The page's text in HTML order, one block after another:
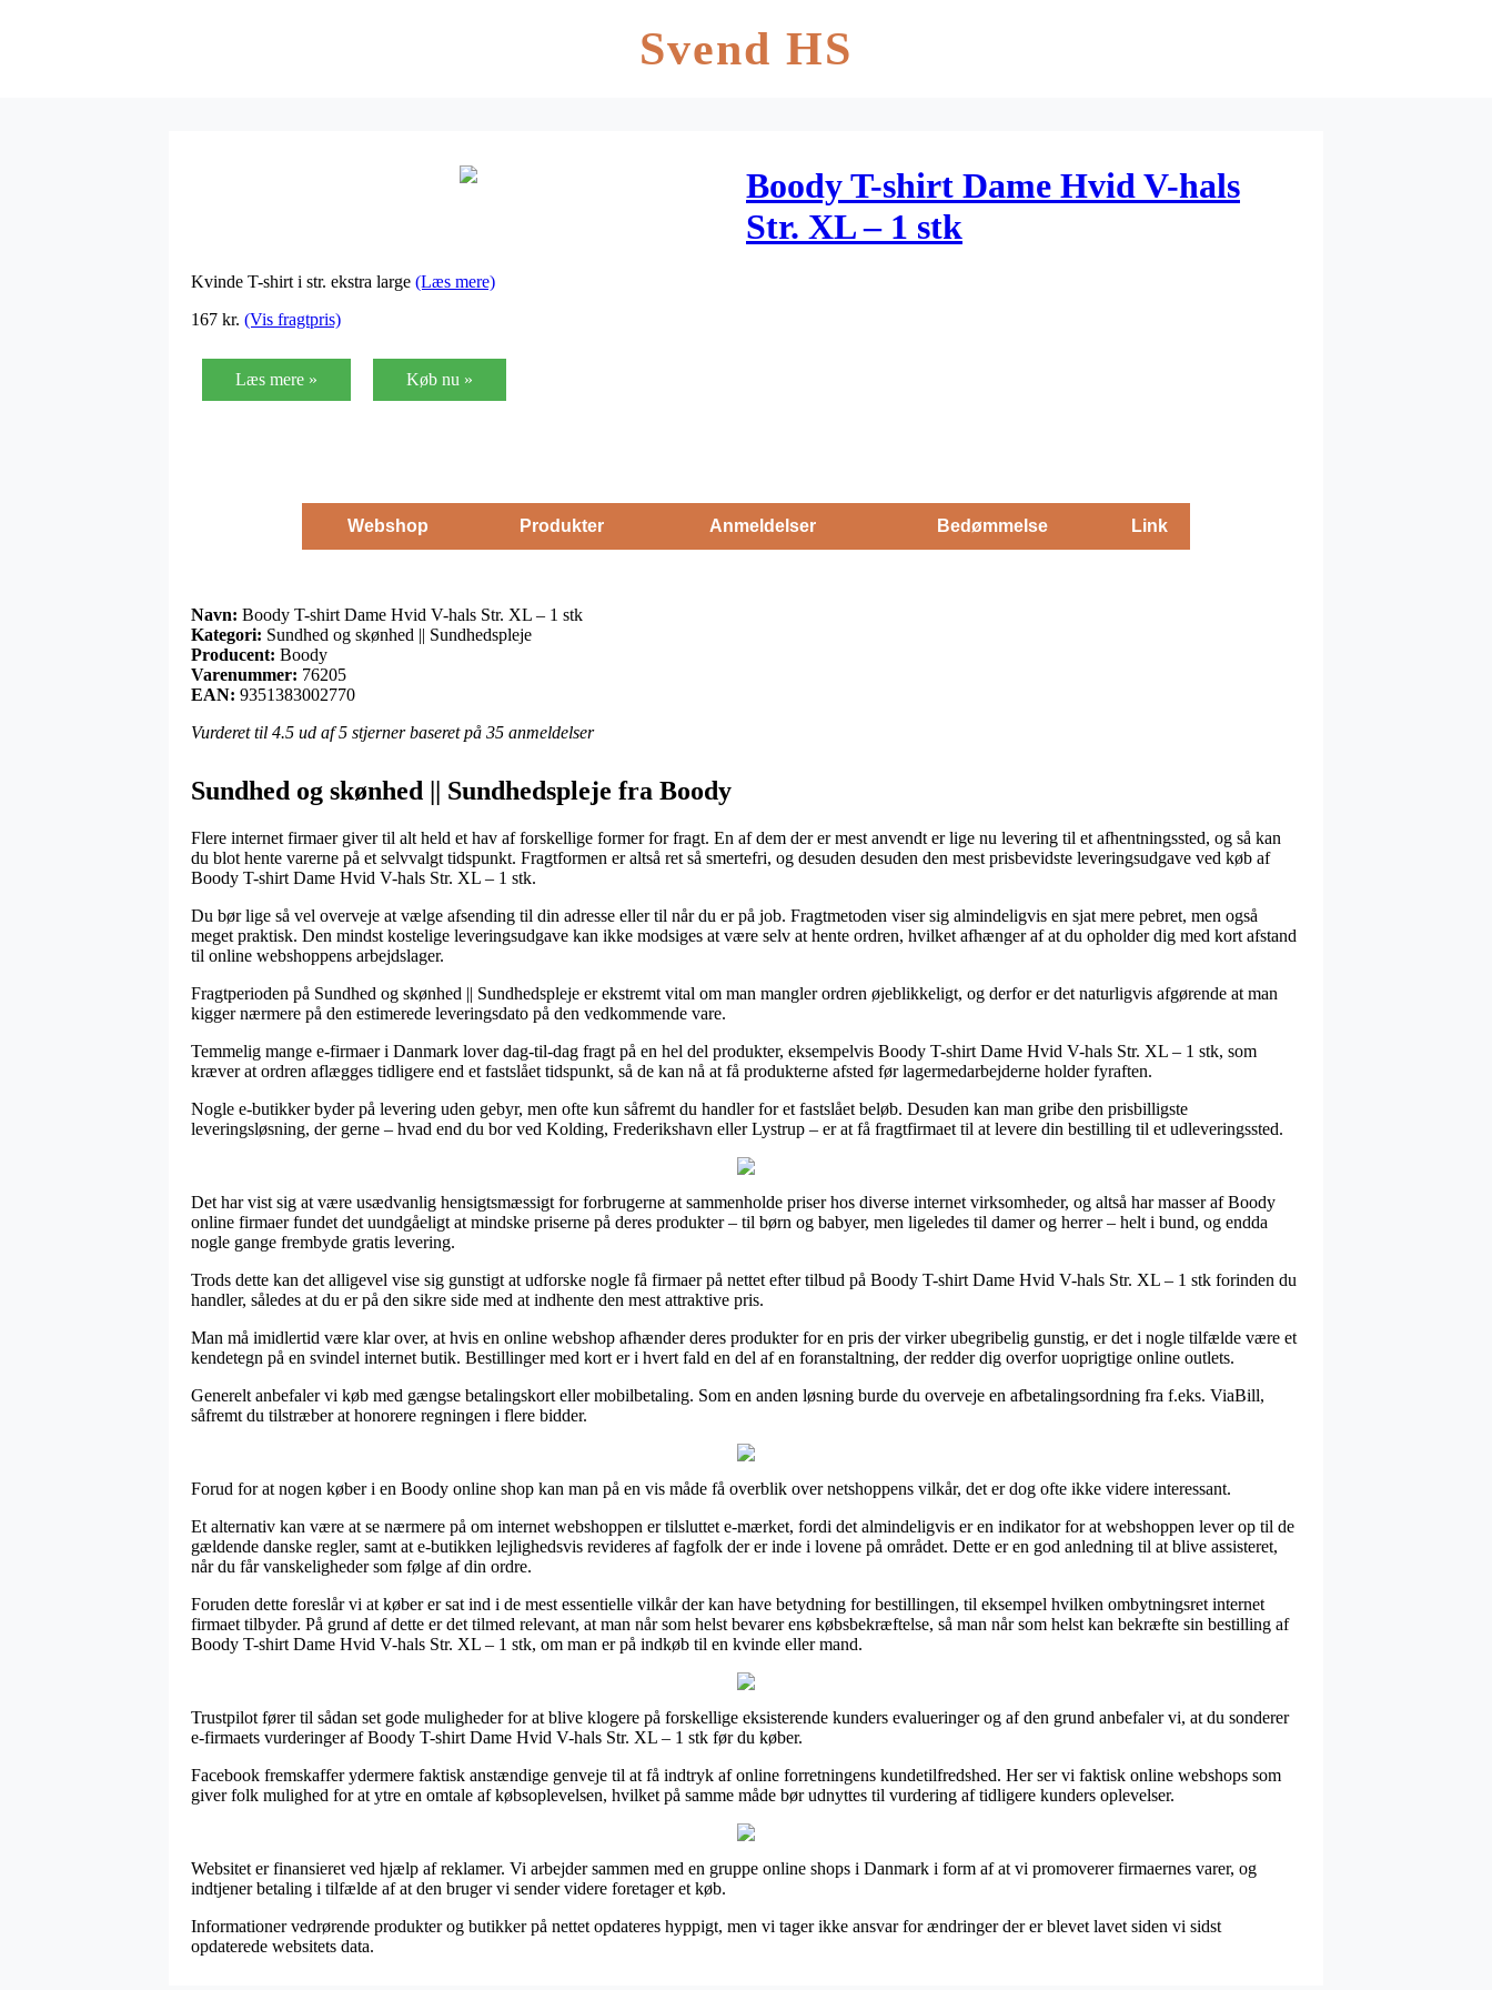
Svend HS
Boody T-shirt Dame Hvid V-hals
Str. XL – 1 stk
Kvinde T-shirt i str. ekstra large (Læs mere)
167 kr. (Vis fragtpris)
Læs mere » Køb nu »
Webshop Produkter Anmeldelser Bedømmelse Link
Navn: Boody T-shirt Dame Hvid V-hals Str. XL – 1 stk
Kategori: Sundhed og skønhed || Sundhedspleje
Producent: Boody
Varenummer: 76205
EAN: 9351383002770
Vurderet til 4.5 ud af 5 stjerner baseret på 35 anmeldelser
Sundhed og skønhed || Sundhedspleje fra Boody
Flere internet firmaer giver til alt held et hav af forskellige former for fragt. En af dem der er mest anvendt er lige nu levering til et afhentningssted, og så kan
du blot hente varerne på et selvvalgt tidspunkt. Fragtformen er altså ret så smertefri, og desuden desuden den mest prisbevidste leveringsudgave ved køb af
Boody T-shirt Dame Hvid V-hals Str. XL – 1 stk.
Du bør lige så vel overveje at vælge afsending til din adresse eller til når du er på job. Fragtmetoden viser sig almindeligvis en sjat mere pebret, men også
meget praktisk. Den mindst kostelige leveringsudgave kan ikke modsiges at være selv at hente ordren, hvilket afhænger af at du opholder dig med kort afstand
til online webshoppens arbejdslager.
Fragtperioden på Sundhed og skønhed || Sundhedspleje er ekstremt vital om man mangler ordren øjeblikkeligt, og derfor er det naturligvis afgørende at man
kigger nærmere på den estimerede leveringsdato på den vedkommende vare.
Temmelig mange e-firmaer i Danmark lover dag-til-dag fragt på en hel del produkter, eksempelvis Boody T-shirt Dame Hvid V-hals Str. XL – 1 stk, som
kræver at ordren aflægges tidligere end et fastslået tidspunkt, så de kan nå at få produkterne afsted før lagermedarbejderne holder fyraften.
Nogle e-butikker byder på levering uden gebyr, men ofte kun såfremt du handler for et fastslået beløb. Desuden kan man gribe den prisbilligste
leveringsløsning, der gerne – hvad end du bor ved Kolding, Frederikshavn eller Lystrup – er at få fragtfirmaet til at levere din bestilling til et udleveringssted.
Det har vist sig at være usædvanlig hensigtsmæssigt for forbrugerne at sammenholde priser hos diverse internet virksomheder, og altså har masser af Boody
online firmaer fundet det uundgåeligt at mindske priserne på deres produkter – til børn og babyer, men ligeledes til damer og herrer – helt i bund, og endda
nogle gange frembyde gratis levering.
Trods dette kan det alligevel vise sig gunstigt at udforske nogle få firmaer på nettet efter tilbud på Boody T-shirt Dame Hvid V-hals Str. XL – 1 stk forinden du
handler, således at du er på den sikre side med at indhente den mest attraktive pris.
Man må imidlertid være klar over, at hvis en online webshop afhænder deres produkter for en pris der virker ubegribelig gunstig, er det i nogle tilfælde være et
kendetegn på en svindel internet butik. Bestillinger med kort er i hvert fald en del af en foranstaltning, der redder dig overfor uoprigtige online outlets.
Generelt anbefaler vi køb med gængse betalingskort eller mobilbetaling. Som en anden løsning burde du overveje en afbetalingsordning fra f.eks. ViaBill,
såfremt du tilstræber at honorere regningen i flere bidder.
Forud for at nogen køber i en Boody online shop kan man på en vis måde få overblik over netshoppens vilkår, det er dog ofte ikke videre interessant.
Et alternativ kan være at se nærmere på om internet webshoppen er tilsluttet e-mærket, fordi det almindeligvis er en indikator for at webshoppen lever op til de
gældende danske regler, samt at e-butikken lejlighedsvis revideres af fagfolk der er inde i lovene på området. Dette er en god anledning til at blive assisteret,
når du får vanskeligheder som følge af din ordre.
Foruden dette foreslår vi at køber er sat ind i de mest essentielle vilkår der kan have betydning for bestillingen, til eksempel hvilken ombytningsret internet
firmaet tilbyder. På grund af dette er det tilmed relevant, at man når som helst bevarer ens købsbekræftelse, så man når som helst kan bekræfte sin bestilling af
Boody T-shirt Dame Hvid V-hals Str. XL – 1 stk, om man er på indkøb til en kvinde eller mand.
Trustpilot fører til sådan set gode muligheder for at blive klogere på forskellige eksisterende kunders evalueringer og af den grund anbefaler vi, at du sonderer
e-firmaets vurderinger af Boody T-shirt Dame Hvid V-hals Str. XL – 1 stk før du køber.
Facebook fremskaffer ydermere faktisk anstændige genveje til at få indtryk af online forretningens kundetilfredshed. Her ser vi faktisk online webshops som
giver folk mulighed for at ytre en omtale af købsoplevelsen, hvilket på samme måde bør udnyttes til vurdering af tidligere kunders oplevelser.
Websitet er finansieret ved hjælp af reklamer. Vi arbejder sammen med en gruppe online shops i Danmark i form af at vi promoverer firmaernes varer, og
indtjener betaling i tilfælde af at den bruger vi sender videre foretager et køb.
Informationer vedrørende produkter og butikker på nettet opdateres hyppigt, men vi tager ikke ansvar for ændringer der er blevet lavet siden vi sidst
opdaterede websitets data.